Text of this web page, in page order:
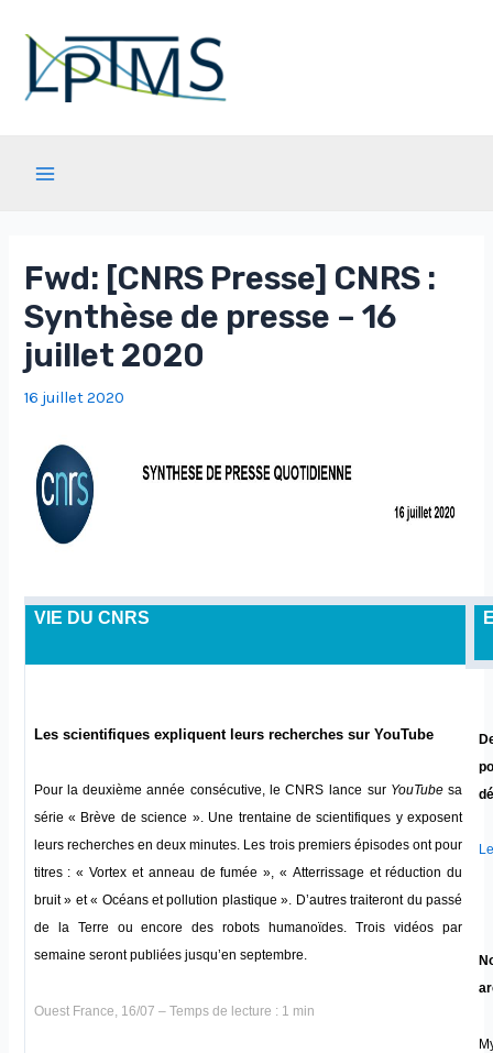
contenu
Fwd: [CNRS Presse] CNRS :
Synthèse de presse – 16
juillet 2020
16 juillet 2020
VIE DU CNRS
Les scientifiques expliquent leurs recherches sur YouTube
Pour la deuxième année consécutive, le CNRS lance sur YouTube sa
série « Brève de science ». Une trentaine de scientifiques y exposent
leurs recherches en deux minutes. Les trois premiers épisodes ont pour
titres : « Vortex et anneau de fumée », « Atterrissage et réduction du
bruit » et « Océans et pollution plastique ». D’autres traiteront du passé
de la Terre ou encore des robots humanoïdes. Trois vidéos par
semaine seront publiées jusqu’en septembre.
Ouest France, 16/07 – Temps de lecture : 1 min